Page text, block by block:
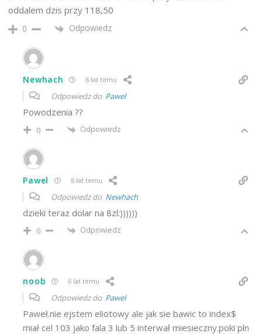
oddalem dzis przy 118,50
0 Odpowiedz
Newhach 6 lat temu
Odpowiedz do Pawel
Powodzenia ??
0 Odpowiedz
Pawel 6 lat temu
Odpowiedz do Newhach
dzieki teraz dolar na 8zl:))))))
0 Odpowiedz
noob 6 lat temu
Odpowiedz do Pawel
Paweł.nie ejstem eliotowy ale jak sie bawic to index$
miał cel 103 jako fala 3 lub 5 interwał miesieczny.poki pln